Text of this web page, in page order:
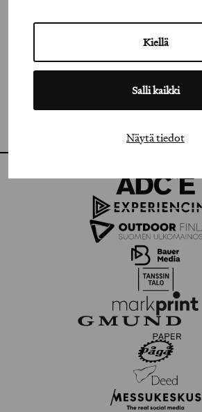
Kiellä
Salli kaikki
Näytä tiedot
LINKEDIN
VIMEO